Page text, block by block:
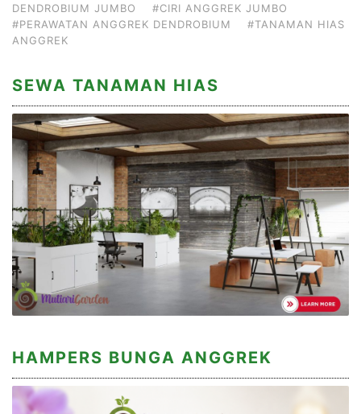
DENDROBIUM JUMBO
#CIRI ANGGREK JUMBO
#PERAWATAN ANGGREK DENDROBIUM
#TANAMAN HIAS
ANGGREK
SEWA TANAMAN HIAS
HAMPERS BUNGA ANGGREK